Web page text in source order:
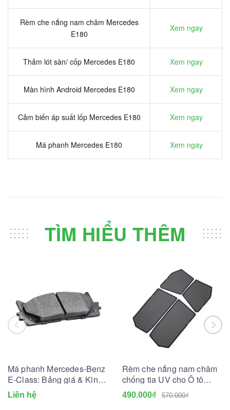
Rèm che nắng nam châm Mercedes
E180
Xem ngay
Thảm lót sàn/ cốp Mercedes E180 Xem ngay
Màn hình Android Mercedes E180 Xem ngay
Cảm biến áp suất lốp Mercedes E180 Xem ngay
Má phanh Mercedes E180 Xem ngay
TÌM HIỂU THÊM
Má phanh Mercedes-Benz
E-Class: Bảng giá & Kinh
nghiệm thay lắp
Liên hệ
Rèm che nắng nam châm
chống tia UV cho Ô tô
(May đo theo xe)
490.000₫ 570.000₫